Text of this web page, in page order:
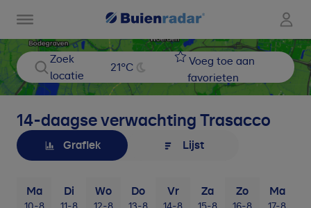
Zoek
locatie
21°C
Voeg toe aan
favorieten
14-daagse verwachting Trasacco
Grafiek Lijst
Ma Di Wo Do Vr Za Zo Ma